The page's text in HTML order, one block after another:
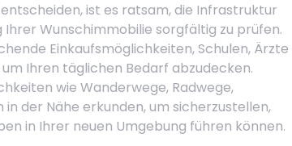
ist es ratsam, die Infrastruktur
Wunschimmobilie sorgfältig zu prüfen.
Einkaufsmöglichkeiten, Schulen, Ärzte
Ihren täglichen Bedarf abzudecken.
wie Wanderwege, Radwege,
der Nähe erkunden, um sicherzustellen,
in Ihrer neuen Umgebung führen können.